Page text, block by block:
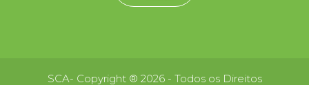
SCA- Copyright ® 2026 - Todos os Direitos